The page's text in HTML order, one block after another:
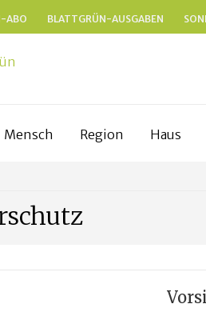
ABO BLATTGRÜN-AUSGABEN
Mensch Region Haus